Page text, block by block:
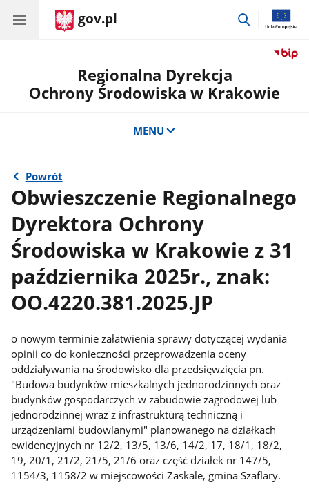
gov.pl
przejdź
Regionalna Dyrekcja
Ochrony Środowiska w Krakowie
MENU
Powrót
Obwieszczenie Regionalnego
Dyrektora Ochrony
Środowiska w Krakowie z 31
października 2025r., znak:
OO.4220.381.2025.JP
o nowym terminie załatwienia sprawy dotyczącej wydania
opinii co do konieczności przeprowadzenia oceny
oddziaływania na środowisko dla przedsięwzięcia pn.
"Budowa budynków mieszkalnych jednorodzinnych oraz
budynków gospodarczych w zabudowie zagrodowej lub
jednorodzinnej wraz z infrastrukturą techniczną i
urządzeniami budowlanymi" planowanego na działkach
ewidencyjnych nr 12/2, 13/5, 13/6, 14/2, 17, 18/1, 18/2,
19, 20/1, 21/2, 21/5, 21/6 oraz część działek nr 147/5,
1154/3, 1158/2 w miejscowości Zaskale, gmina Szaflary.